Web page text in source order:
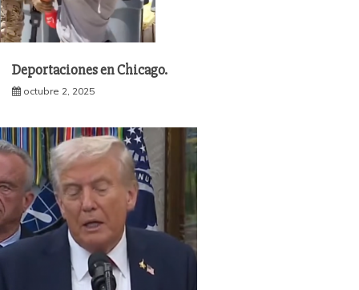
Deportaciones en Chicago.
octubre 2, 2025